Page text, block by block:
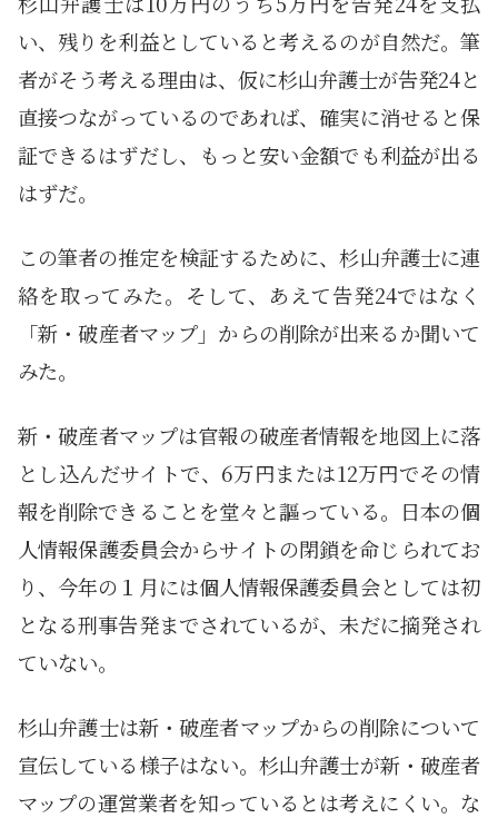
い、残りを利益としていると考えるのが自然だ。筆
者がそう考える理由は、仮に杉山弁護士が告発24と
直接つながっているのであれば、確実に消せると保
証できるはずだし、もっと安い金額でも利益が出る
はずだ。
この筆者の推定を検証するために、杉山弁護士に連
絡を取ってみた。そして、あえて告発24ではなく
「新・破産者マップ」からの削除が出来るか聞いて
みた。
新・破産者マップは官報の破産者情報を地図上に落
とし込んだサイトで、6万円または12万円でその情
報を削除できることを堂々と謳っている。日本の個
人情報保護委員会からサイトの閉鎖を命じられてお
り、今年の１月には個人情報保護委員会としては初
となる刑事告発までされているが、未だに摘発され
ていない。
杉山弁護士は新・破産者マップからの削除について
宣伝している様子はない。杉山弁護士が新・破産者
マップの運営業者を知っているとは考えにくい。な